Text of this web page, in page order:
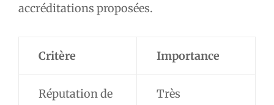
accréditations proposées.
Critère Importance
Réputation de
Très